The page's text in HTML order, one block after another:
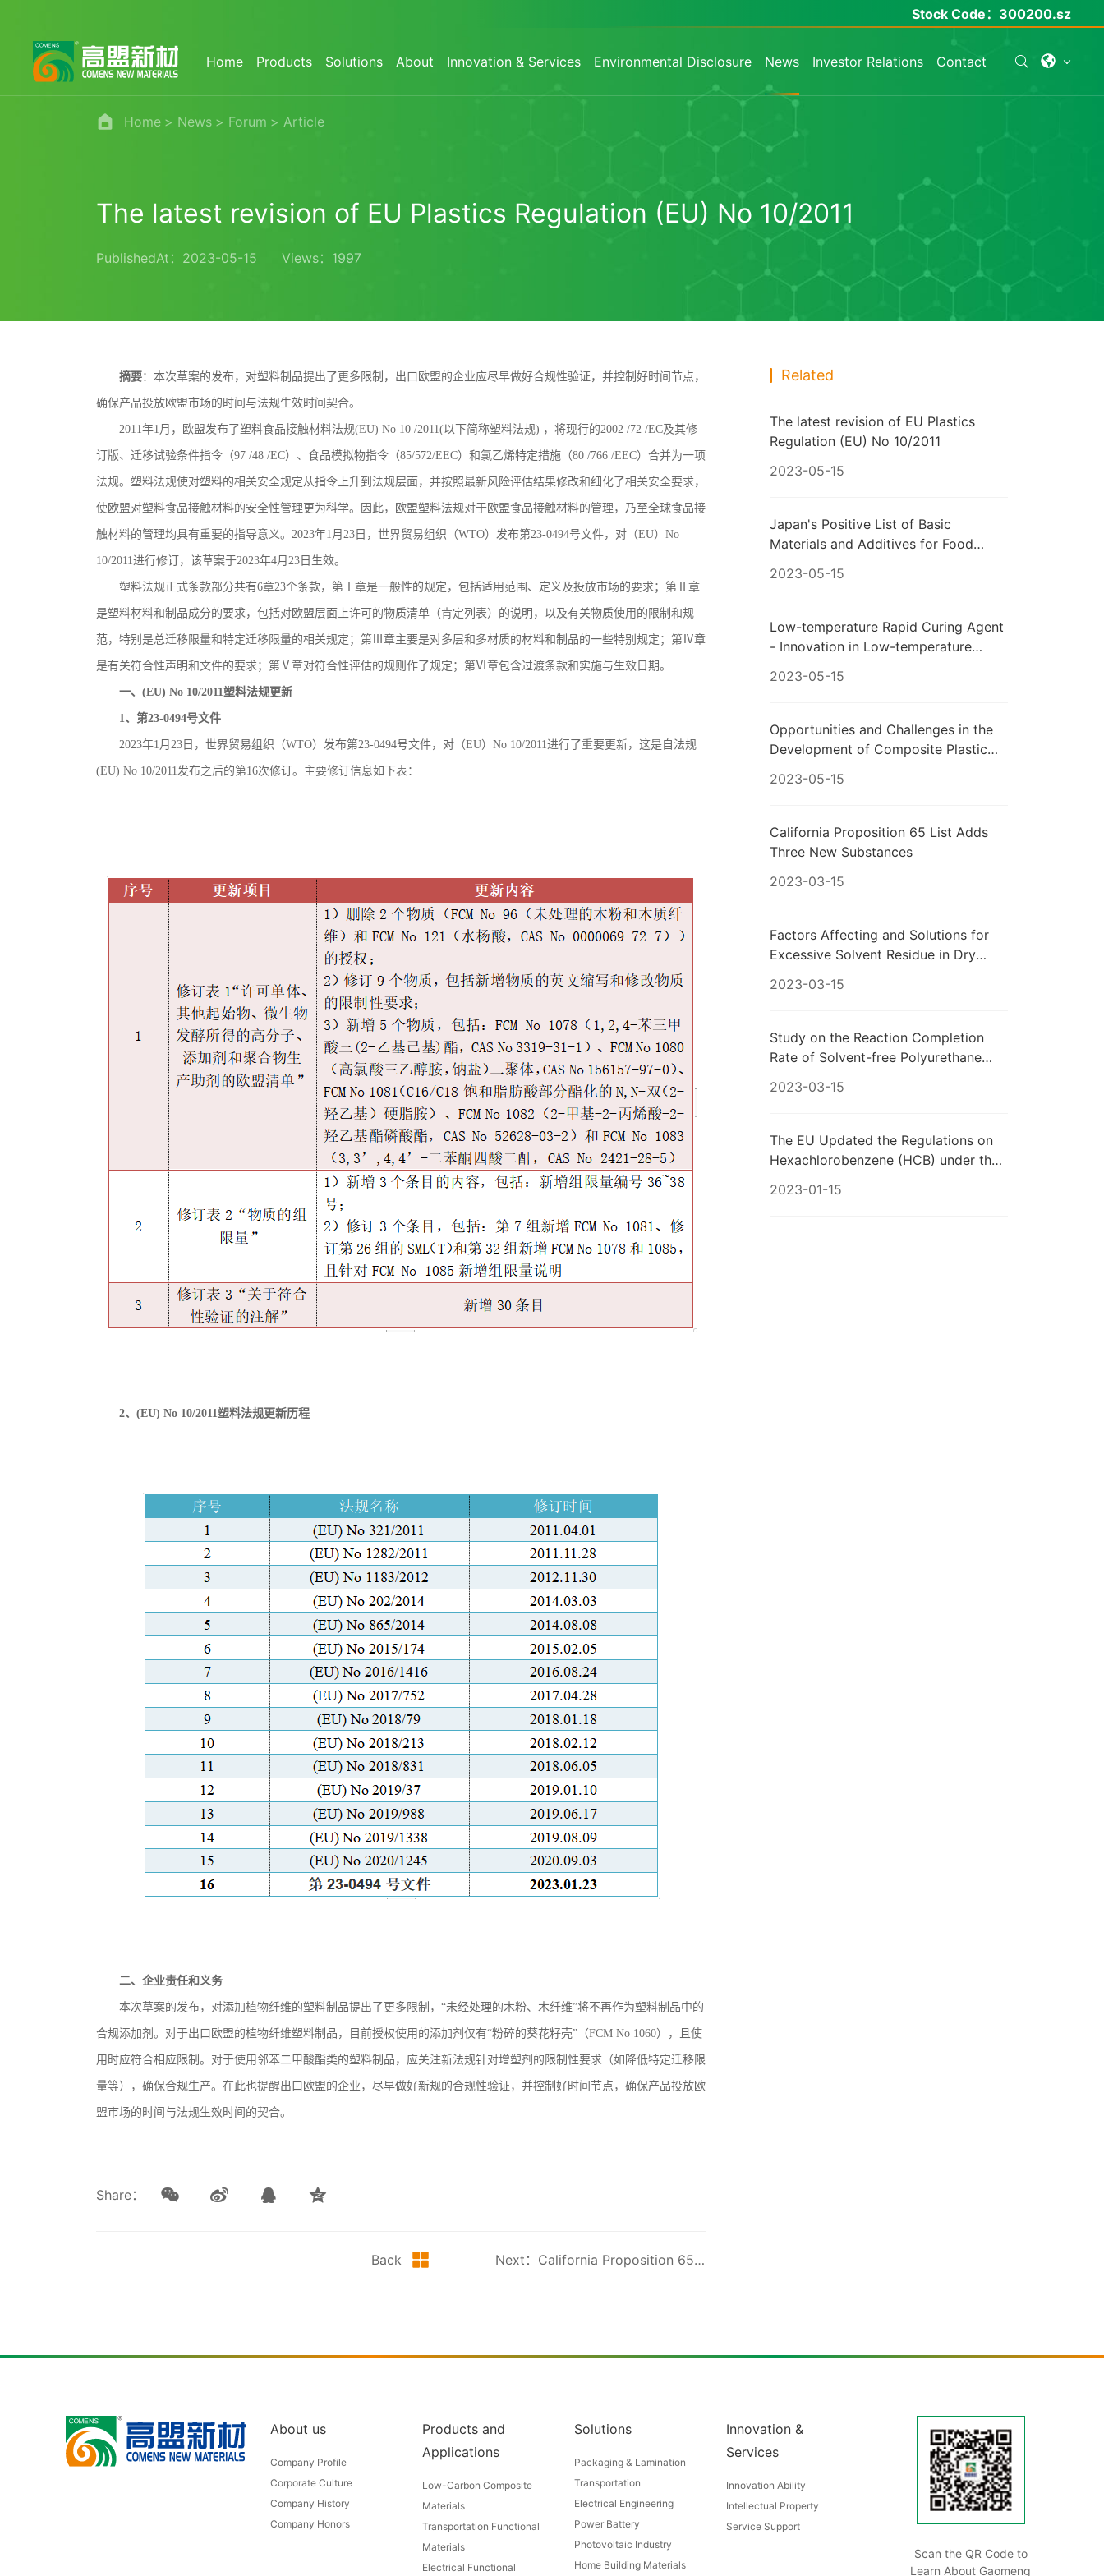
Stock Code： 300200.sz
Home Products Solutions About Innovation & Services Environmental Disclosure News Investor Relations Contact
Home News Forum Article
The latest revision of EU Plastics Regulation (EU) No 10/2011
PublishedAt：2023-05-15 Views：1997
摘要：本次草案的发布，对塑料制品提出了更多限制，出口欧盟的企业应尽早做好合规性验证，并控制好时间节点，
确保产品投放欧盟市场的时间与法规生效时间契合。
2011年1月，欧盟发布了塑料食品接触材料法规(EU) No 10 /2011(以下简称塑料法规) ，将现行的2002 /72 /EC及其修
订版、迁移试验条件指令（97 /48 /EC）、食品模拟物指令（85/572/EEC）和氯乙烯特定措施（80 /766 /EEC）合并为一项
法规。塑料法规使对塑料的相关安全规定从指令上升到法规层面，并按照最新风险评估结果修改和细化了相关安全要求，
使欧盟对塑料食品接触材料的安全性管理更为科学。因此，欧盟塑料法规对于欧盟食品接触材料的管理，乃至全球食品接
触材料的管理均具有重要的指导意义。 2023年1月 23 日，世界贸易组织（WTO）发布第23-0494号文件，对（EU） No
10/2011进行修订，该草案于2023年4月 23 日生效。
塑料法规正式条款部分共有6章23个条款，第Ⅰ章是一般性的规定，包括适用范围、定义及投放市场的要求；第Ⅱ章
是塑料材料和制品成分的要求，包括对欧盟层面上许可的物质清单（肯定列表）的说明，以及有关物质使用的限制和规
范，特别是总迁移限量和特定迁移限量的相关规定；第Ⅲ章主要是对多层和多材质的材料和制品的一些特别规定；第Ⅳ章
是有关符合性声明和文件的要求；第Ⅴ章对符合性评估的规则作了规定；第Ⅵ章包含过渡条款和实施与生效日期。
一、 (EU) No 10/2011塑料法规更新
1、第23-0494号文件
2023年1月 23 日，世界贸易组织（WTO）发布第23-0494号文件，对（EU） No 10/2011进行了重要更新，这是自法规
(EU) No 10/2011发布之后的第16次修订。主要修订信息如下表：
2、 (EU) No 10/2011塑料法规更新历程
二、企业责任和义务
本次草案的发布，对添加植物纤维的塑料制品提出了更多限制， “未经处理的木粉、木纤维”将不再作为塑料制品中的
合规添加剂。对于出口欧盟的植物纤维塑料制品，目前授权使用的添加剂仅有“粉碎的葵花籽壳”（FCM No 1060），且使
用时应符合相应限制。对于使用邻苯二甲酸酯类的塑料制品，应关注新法规针对增塑剂的限制性要求（如降低特定迁移限
量等），确保合规生产。在此也提醒出口欧盟的企业，尽早做好新规的合规性验证，并控制好时间节点，确保产品投放欧
盟市场的时间与法规生效时间的契合。
Share：
Back Next：California Proposition 65 List Adds Three New Substances
Related
The latest revision of EU Plastics
Regulation (EU) No 10/2011
2023-05-15
Japan's Positive List of Basic
Materials and Additives for Food
Updated Again
2023-05-15
Low-temperature Rapid Curing Agent
- Innovation in Low-temperature
Adhesives
2023-05-15
Opportunities and Challenges in the
Development of Composite Plastic
2023-05-15
California Proposition 65 List Adds
Three New Substances
2023-03-15
Factors Affecting and Solutions for
Excessive Solvent Residue in Dry
2023-03-15
Study on the Reaction Completion
Rate of Solvent-free Polyurethane
2023-03-15
The EU Updated the Regulations on
Hexachlorobenzene (HCB) under the
2023-01-15
About us
Company Profile
Corporate Culture
Company History
Company Honors
Products and
Applications
Low-Carbon Composite
Materials
Transportation Functional
Materials
Electrical Functional
Solutions
Packaging & Lamination
Transportation
Electrical Engineering
Power Battery
Photovoltaic Industry
Home Building Materials
Innovation &
Services
Innovation Ability
Intellectual Property
Service Support
Scan the QR Code to
Learn About Gaomeng